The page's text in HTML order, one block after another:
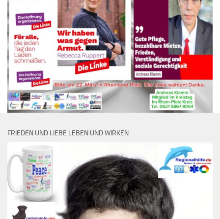
FRIEDEN UND LIEBE LEBEN UND WIRKEN